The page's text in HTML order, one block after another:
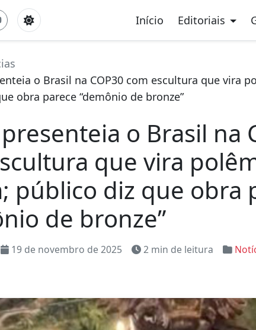
Início Editoriais
o Brasil na COP30 com escultura que vira
obra parece “demônio de bronze”
o Brasil na
que vira
público diz que obra
de bronze”
19 de novembro de 2025 2 min de leitura